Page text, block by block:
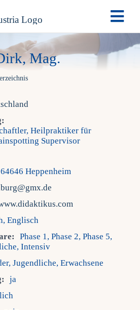
Mag.
Heilpraktiker für
Supervisor
Heppenheim
Englisch
Phase 1, Phase 2, Phase 5,
Intensiv
Jugendliche, Erwachsene
ja